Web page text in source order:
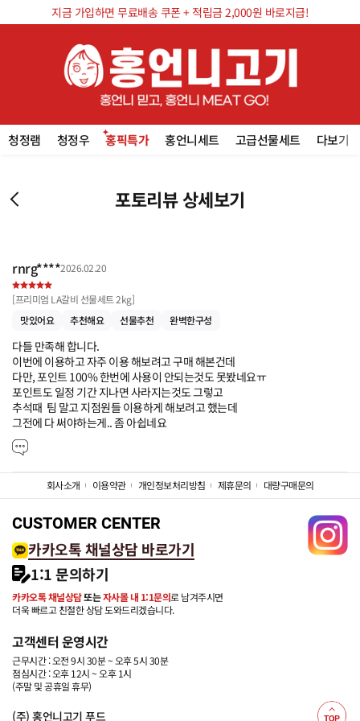
지금 가입하면 무료배송 쿠폰 + 적립금 2,000원 바로지급!
청정램 청정우 홍픽특가 홍언니세트 고급선물세트 다보기
포토리뷰 상세보기
rnrg****2026.02.20
[프리미엄 LA갈비 선물세트 2kg]
맛있어요
추천해요 선물추천 완벽한구성
다들 만족해 합니다.
이번에 이용하고 자주 이용 해보려고 구매 해본건데
다만, 포인트 100% 한번에 사용이 안되는것도 못봤네요ㅠ
포인트도 일정 기간 지나면 사라지는것도 그렇고
추석때  팀 말고 지점원들 이용하게 해보려고 했는데
그전에 다 써야하는게.. 좀 아쉽네요
회사소개 이용약관 개인정보처리방침 제휴문의 대량구매문의
CUSTOMER CENTER
카카오톡 채널상담 바로가기
1:1 문의하기
카카오톡 채널상담또는자사몰 내 1:1문의로 남겨주시면
더욱 빠르고 친절한 상담 도와드리겠습니다.
고객센터 운영시간
근무시간 : 오전 9시 30분 ~ 오후 5시 30분
점심시간 : 오후 12시 ~ 오후 1시
(주말 및 공휴일 휴무)
(주) 홍언니고기 푸드